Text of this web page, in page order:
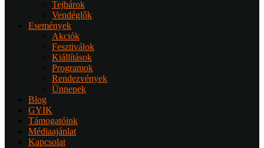
Tejbárok
Vendéglők
Események
Akciók
Fesztiválok
Kiállítások
Programok
Rendezvények
Ünnepek
Blog
GYIK
Támogatóink
Médiaajánlat
Kapcsolat